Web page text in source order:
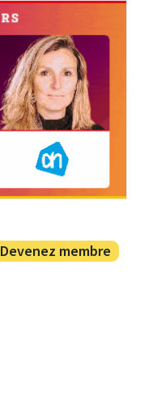
Devenez membre